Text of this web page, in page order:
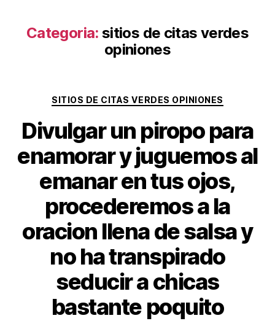
Categoria: sitios de citas verdes
opiniones
Categorias
SITIOS DE CITAS VERDES OPINIONES
Divulgar un piropo para
enamorar y juguemos al
emanar en tus ojos,
procederemos a la
oracion llena de salsa y
no ha transpirado
seducir a chicas
bastante poquito